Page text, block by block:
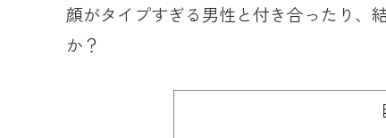
顔がタイプすぎる男性と付き合ったり、
か？